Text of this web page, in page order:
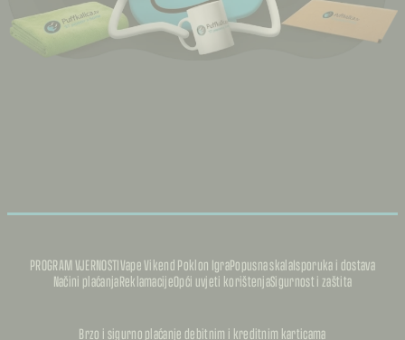
PROGRAM VJERNOSTIVape Vikend Poklon IgraPopusna skalaIsporuka i dostava
Načini plaćanjaReklamacijeOpći uvjeti korištenjaSigurnost i zaštita
Brzo i sigurno plaćanje debitnim i kreditnim karticama